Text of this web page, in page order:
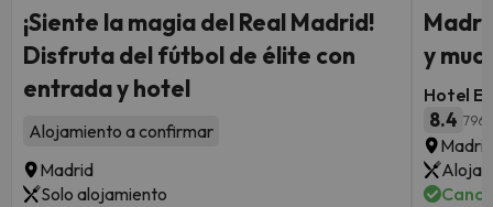
¡Siente la magia del Real Madrid!
Disfruta del fútbol de élite con
entrada y hotel
Alojamiento a confirmar
Madrid
Solo alojamiento
y
Hotel
8.4 796
Madrid